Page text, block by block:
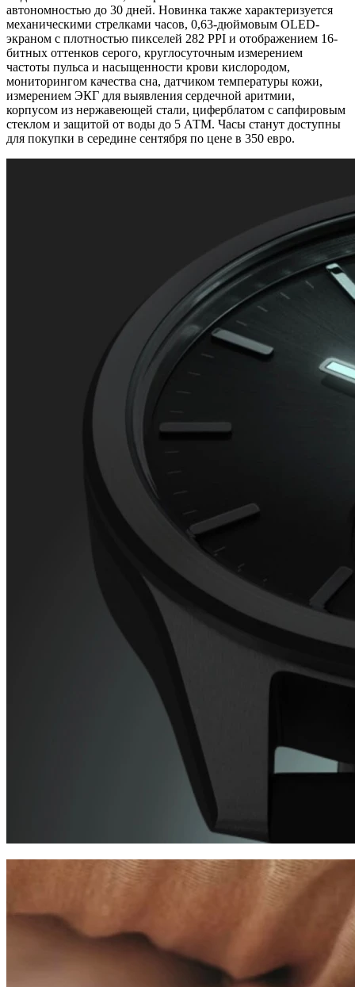
автономностью до 30 дней. Новинка также характеризуется
механическими стрелками часов, 0,63-дюймовым OLED-
экраном с плотностью пикселей 282 PPI и отображением 16-
битных оттенков серого, круглосуточным измерением
частоты пульса и насыщенности крови кислородом,
мониторингом качества сна, датчиком температуры кожи,
измерением ЭКГ для выявления сердечной аритмии,
корпусом из нержавеющей стали, циферблатом с сапфировым
стеклом и защитой от воды до 5 АТМ. Часы станут доступны
для покупки в середине сентября по цене в 350 евро.